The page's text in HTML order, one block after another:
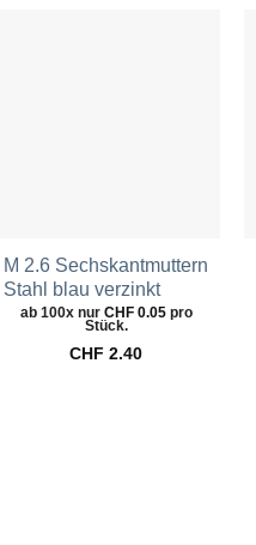
M 2.6 Sechskantmuttern
Stahl blau verzinkt
ab 100x nur CHF0.05pro
Stück.
CHF 2.40